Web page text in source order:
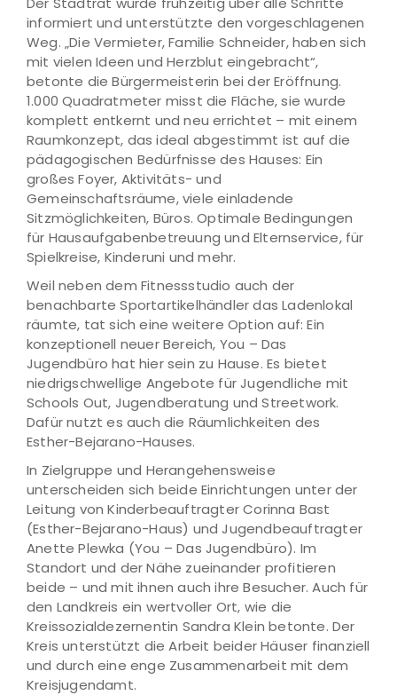
informiert und unterstützte den vorgeschlagenen
Weg. „Die Vermieter, Familie Schneider, haben sich
mit vielen Ideen und Herzblut eingebracht“,
betonte die Bürgermeisterin bei der Eröffnung.
1.000 Quadratmeter misst die Fläche, sie wurde
komplett entkernt und neu errichtet – mit einem
Raumkonzept, das ideal abgestimmt ist auf die
pädagogischen Bedürfnisse des Hauses: Ein
großes Foyer, Aktivitäts- und
Gemeinschaftsräume, viele einladende
Sitzmöglichkeiten, Büros. Optimale Bedingungen
für Hausaufgabenbetreuung und Elternservice, für
Spielkreise, Kinderuni und mehr.
Weil neben dem Fitnessstudio auch der
benachbarte Sportartikelhändler das Ladenlokal
räumte, tat sich eine weitere Option auf: Ein
konzeptionell neuer Bereich, You – Das
Jugendbüro hat hier sein zu Hause. Es bietet
niedrigschwellige Angebote für Jugendliche mit
Schools Out, Jugendberatung und Streetwork.
Dafür nutzt es auch die Räumlichkeiten des
Esther-Bejarano-Hauses.
In Zielgruppe und Herangehensweise
unterscheiden sich beide Einrichtungen unter der
Leitung von Kinderbeauftragter Corinna Bast
(Esther-Bejarano-Haus) und Jugendbeauftragter
Anette Plewka (You – Das Jugendbüro). Im
Standort und der Nähe zueinander profitieren
beide – und mit ihnen auch ihre Besucher. Auch für
den Landkreis ein wertvoller Ort, wie die
Kreissozialdezernentin Sandra Klein betonte. Der
Kreis unterstützt die Arbeit beider Häuser finanziell
und durch eine enge Zusammenarbeit mit dem
Kreisjugendamt.